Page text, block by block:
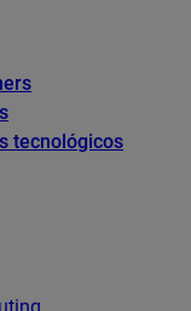
tecnológicos